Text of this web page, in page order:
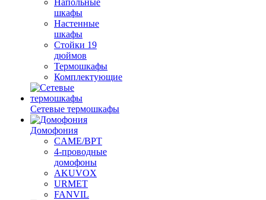
Напольные
шкафы
Настенные
шкафы
Стойки 19
дюймов
Термошкафы
Комплектующие
Сетевые термошкафы
Домофония
CAME/BPT
4-проводные
домофоны
AKUVOX
URMET
FANVIL